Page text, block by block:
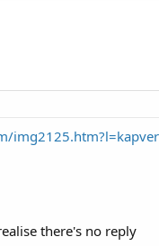
there's no reply